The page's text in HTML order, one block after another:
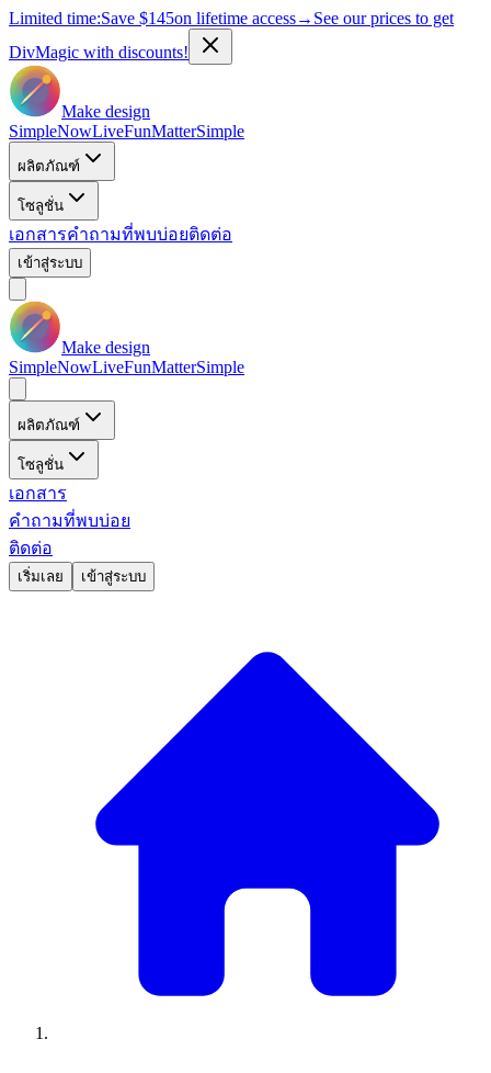
Limited time:Save $145on lifetime access→ See our prices to get
DivMagic with discounts!
Make design
SimpleNowLiveFunMatterSimple
ผลิตภัณฑ์
โซลูชั่น
เอกสารคำถามที่พบบ่อยติดต่อ
เข้าสู่ระบบ
Make design
SimpleNowLiveFunMatterSimple
ผลิตภัณฑ์
โซลูชั่น
เอกสาร
คำถามที่พบบ่อย
ติดต่อ
เริ่มเลย เข้าสู่ระบบ